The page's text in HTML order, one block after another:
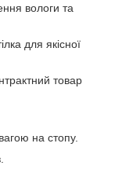
вологи та
для якісної
товар
на стопу.